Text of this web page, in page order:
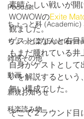
Podcast
ちょっと科 (Academic)
ちょっと楽
雑感その他
動画
新規お知らせ
科楽読み物
素晴らしい戦いが開
WOWOWのExite
観ました。
ゲストになんと右目
もまだ腫れている井
自身がゲストとして
いを解説するという
無い構成でした。
そこで２ラウンド目